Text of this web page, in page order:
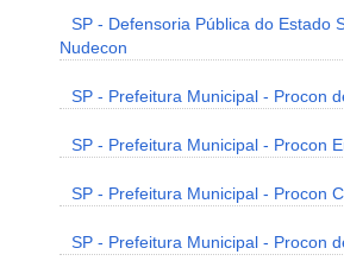
SP - Defensoria Pública do Estado
Nudecon
SP - Prefeitura Municipal - Procon
SP - Prefeitura Municipal - Procon
SP - Prefeitura Municipal - Procon
SP - Prefeitura Municipal - Procon